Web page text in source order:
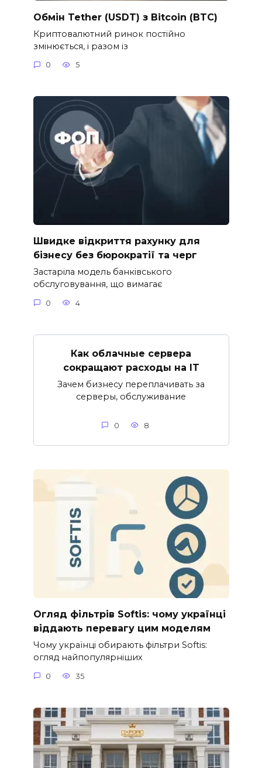
Обмін Tether (USDT) з Bitcoin (BTC)
Криптовалютний ринок постійно
змінюється, і разом із
0 5
Швидке відкриття рахунку для
бізнесу без бюрократії та черг
Застаріла модель банківського
обслуговування, що вимагає
0 4
Как облачные сервера
сокращают расходы на IT
Зачем бизнесу переплачивать за
серверы, обслуживание
0 8
Огляд фільтрів Softis: чому українці
віддають перевагу цим моделям
Чому українці обирають фільтри Softis:
огляд найпопулярніших
0 35